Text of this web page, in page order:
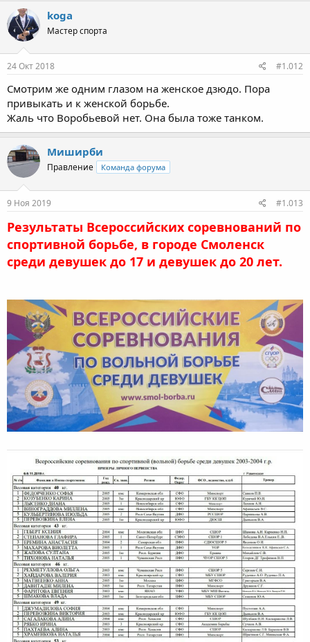
koga
Мастер спорта
24 Окт 2018 #1.012
Смотрим же одним глазом на женское дзюдо. Пора
привыкать и к женской борьбе.
Жаль что Воробьевой нет. Она была тоже танком.
Миширби
Правление Команда форума
9 Ноя 2019 #1.013
Результаты Всероссийских соревнований по
спортивной борьбе, в городе Смоленск
среди девушек до 17 и девушек до 20 лет.